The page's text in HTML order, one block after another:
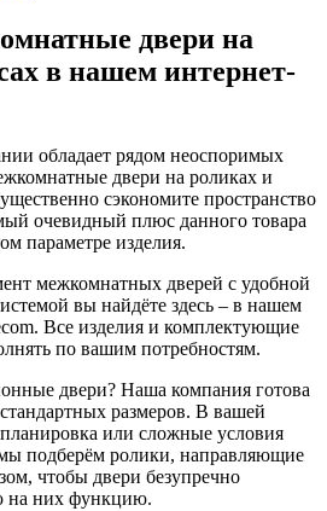
двери на
в нашем интернет-
обладает рядом неоспоримых
двери на роликах и
сэкономите пространство
очевидный плюс данного товара
параметре изделия.
межкомнатных дверей с удобной
вы найдёте здесь – в нашем
Все изделия и комплектующие
по вашим потребностям.
двери? Наша компания готова
размеров. В вашей
планировка или сложные условия
подберём ролики, направляющие
чтобы двери безупречно
на них функцию.